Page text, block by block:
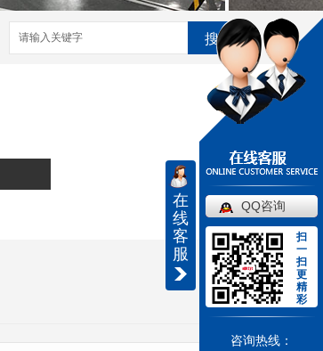
搜索
在
线
客
服
QQ咨询
扫
一
扫
更
精
彩
咨询热线：